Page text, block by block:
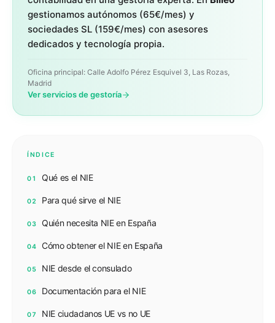
gestionamos autónomos (65€/mes) y
sociedades SL (159€/mes) con asesores
dedicados y tecnología propia.
Oficina principal: Calle Adolfo Pérez Esquivel 3, Las Rozas,
Madrid
Ver servicios de gestoría
ÍNDICE
01 Qué es el NIE
02 Para qué sirve el NIE
03 Quién necesita NIE en España
04 Cómo obtener el NIE en España
05 NIE desde el consulado
06 Documentación para el NIE
07 NIE ciudadanos UE vs no UE